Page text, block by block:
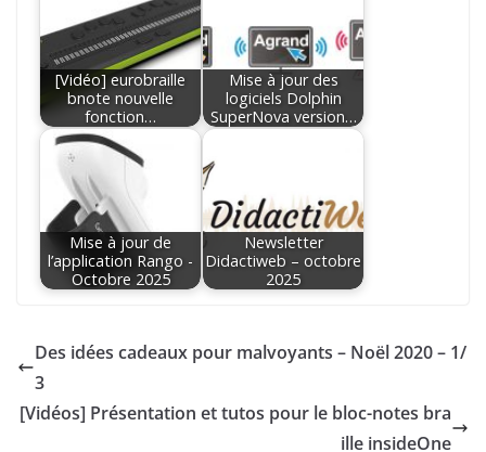
[Vidéo] eurobraille
bnote nouvelle
fonction…
Mise à jour des
logiciels Dolphin
SuperNova version…
Mise à jour de
l’application Rango -
Octobre 2025
Newsletter
Didactiweb – octobre
2025
Des idées cadeaux pour malvoyants – Noël 2020 – 1/
3
[Vidéos] Présentation et tutos pour le bloc-notes bra
ille insideOne